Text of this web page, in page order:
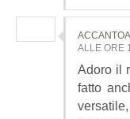
ALLE ORE
Adoro il
fatto